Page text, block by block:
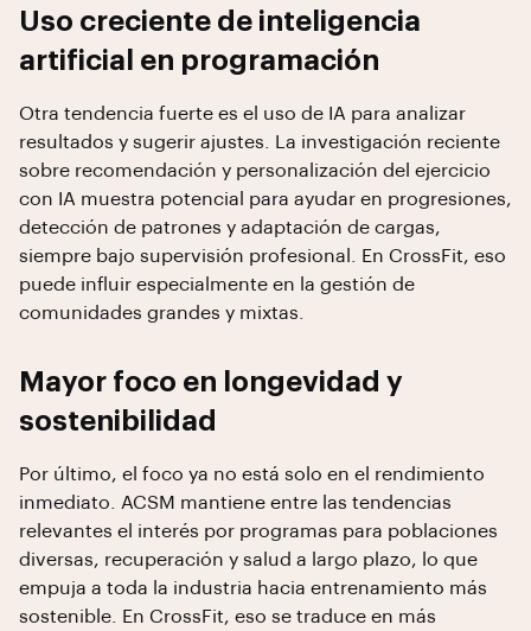
Uso creciente de inteligencia
artificial en programación
Otra tendencia fuerte es el uso de IA para analizar
resultados y sugerir ajustes. La investigación reciente
sobre recomendación y personalización del ejercicio
con IA muestra potencial para ayudar en progresiones,
detección de patrones y adaptación de cargas,
siempre bajo supervisión profesional. En CrossFit, eso
puede influir especialmente en la gestión de
comunidades grandes y mixtas.
Mayor foco en longevidad y
sostenibilidad
Por último, el foco ya no está solo en el rendimiento
inmediato. ACSM mantiene entre las tendencias
relevantes el interés por programas para poblaciones
diversas, recuperación y salud a largo plazo, lo que
empuja a toda la industria hacia entrenamiento más
sostenible. En CrossFit, eso se traduce en más